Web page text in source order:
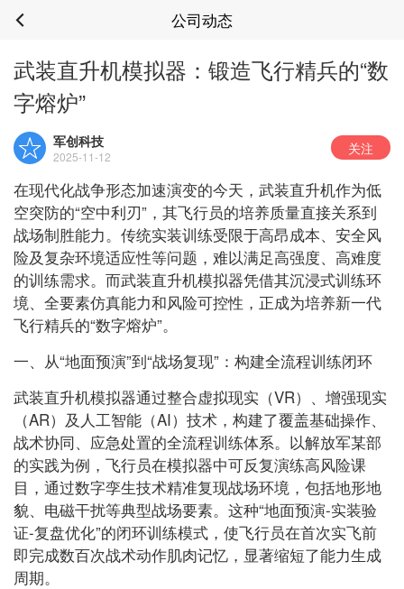
公司动态
武装直升机模拟器：锻造飞行精兵的“数
字熔炉”
军创科技
2025-11-12 关注
在现代化战争形态加速演变的今天，武装直升机作为低
空突防的“空中利刃”，其飞行员的培养质量直接关系到
战场制胜能力。传统实装训练受限于高昂成本、安全风
险及复杂环境适应性等问题，难以满足高强度、高难度
的训练需求。而武装直升机模拟器凭借其沉浸式训练环
境、全要素仿真能力和风险可控性，正成为培养新一代
飞行精兵的“数字熔炉”。
一、从“地面预演”到“战场复现”：构建全流程训练闭环
武装直升机模拟器通过整合虚拟现实（VR）、增强现实
（AR）及人工智能（AI）技术，构建了覆盖基础操作、
战术协同、应急处置的全流程训练体系。以解放军某部
的实践为例，飞行员在模拟器中可反复演练高风险课
目，通过数字孪生技术精准复现战场环境，包括地形地
貌、电磁干扰等典型战场要素。这种“地面预演-实装验
证-复盘优化”的闭环训练模式，使飞行员在首次实飞前
即完成数百次战术动作肌肉记忆，显著缩短了能力生成
周期。